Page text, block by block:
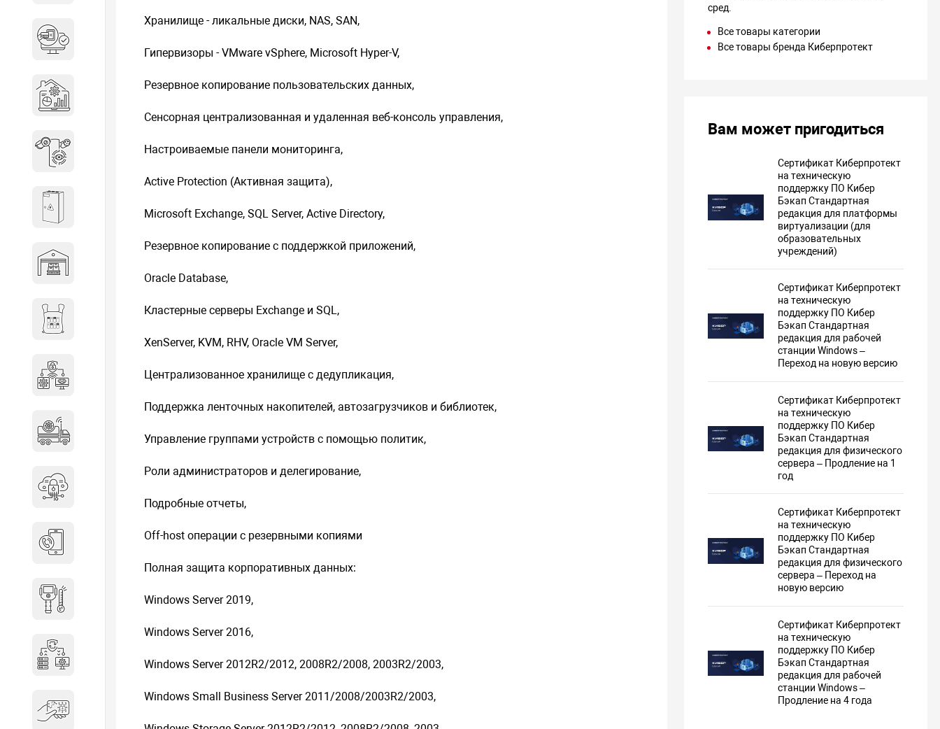
Системы мониторинга и
аналитики эксплуатации
объектов недвижимости
Системы охраны периметра
Системы электропитания
Снаряжение и экипировка
Специальная техника
Тепловизионная техника
использования агентов и с их применением),
Поддержка гипервизора VMware vSphere (бесплатная версия ESXi) с
резервным копированием с использованием агентов,
Репликация виртуальных машин VMware vSphere и оптимизация
Репликация VMware vSphere и начальное сохранение реплик,
Hyper-V (резервное копирование виртуальных машин без
использования агентов и с их применением),
Технология отслеживания изменения блоков (CBT) и технология
гибкого отслеживания измененных данных (RCT) Hyper-V,
Резервное копирование виртуального хоста Hyper-V,
Резервное копирование базы данных Microsoft Exchange и очистка
Резервное копирование Oracle Database и очистка журнала
Хранилище - ликальные диски, NAS, SAN,
Гипервизоры - VMware vSphere, Microsoft Hyper-V,
Резервное копирование пользовательских данных,
Сенсорная централизованная и удаленная веб-консоль управления,
Настроиваемые панели мониторинга,
Active Protection (Активная защита),
Microsoft Exchange, SQL Server, Active Directory,
Резервное копирование с поддержкой приложений,
Oracle Database,
Кластерные серверы Exchange и SQL,
XenServer, KVM, RHV, Oracle VM Server,
Централизованное хранилище с дедупликация,
Поддержка ленточных накопителей, автозагрузчиков и библиотек,
Управление группами устройств с помощью политик,
Роли администраторов и делегирование,
Подробные отчеты,
Off-host операции с резервными копиями
Полная защита корпоративных данных:
Windows Server 2019,
Windows Server 2016,
Windows Server 2012R2/2012, 2008R2/2008, 2003R2/2003,
Windows Small Business Server 2011/2008/2003R2/2003,
сред.
Все товары категории
Все товары бренда Киберпротект
Вам может пригодиться
Сертификат Киберпротект
на техническую
поддержку ПО Кибер
Бэкап Стандартная
редакция для платформы
виртуализации (для
образовательных
учреждений)
Сертификат Киберпротект
на техническую
поддержку ПО Кибер
Бэкап Стандартная
редакция для рабочей
станции Windows –
Переход на новую версию
Сертификат Киберпротект
на техническую
поддержку ПО Кибер
Бэкап Стандартная
редакция для физического
сервера – Продление на 1
год
Сертификат Киберпротект
на техническую
поддержку ПО Кибер
Бэкап Стандартная
редакция для физического
сервера – Переход на
новую версию
Сертификат Киберпротект
на техническую
поддержку ПО Кибер
Бэкап Стандартная
редакция для рабочей
станции Windows –
Продление на 4 года